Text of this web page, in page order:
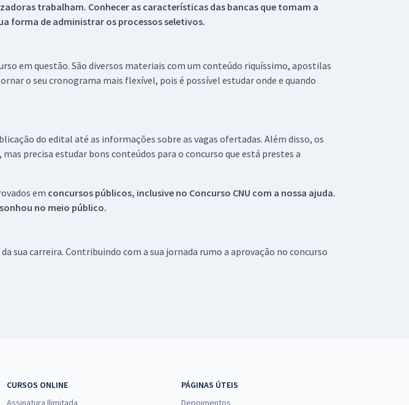
trabalham. Conhecer as características das bancas que tomam a
forma de administrar os processos seletivos.
em questão. São diversos materiais com um conteúdo riquíssimo, apostilas
o seu cronograma mais flexível, pois é possível estudar onde e quando
do edital até as informações sobre as vagas ofertadas. Além disso, os
precisa estudar bons conteúdos para o concurso que está prestes a
em concursos públicos, inclusive no Concurso CNU com a nossa ajuda.
no meio público.
sua carreira. Contribuindo com a sua jornada rumo a aprovação no concurso
CURSOS ONLINE
Assinatura Ilimitada
PÁGINAS ÚTEIS
Depoimentos